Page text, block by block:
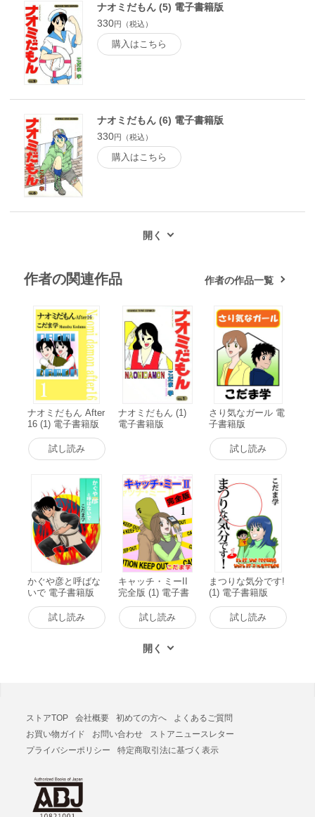
ナオミだもん (5) 電子書籍版
330円（税込）
購入はこちら
ナオミだもん (6) 電子書籍版
330円（税込）
購入はこちら
作者の関連作品 作者の作品一覧
ナオミだもん After
16 (1) 電子書籍版
試し読み
ナオミだもん (1)
電子書籍版
さり気なガール 電
子書籍版
試し読み
かぐや彦と呼ばな
いで 電子書籍版
試し読み
キャッチ・ミーII
完全版 (1) 電子書
籍版
試し読み
まつりな気分です!
(1) 電子書籍版
試し読み
ストアTOP 会社概要 初めての方へ
よくあるご質問
お買い物ガイド
お問い合わせ
ストアニュースレター
プライバシーポリシー
特定商取引法に基づく表示